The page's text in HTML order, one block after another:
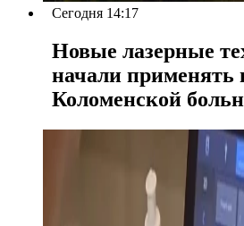
Сегодня 14:17
Новые лазерные
начали применять
Коломенской